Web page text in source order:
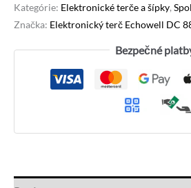
)Kategórie: Elektronické terče a šípky,
Značka: Elektronický terč Echowell DC
Bezpečné